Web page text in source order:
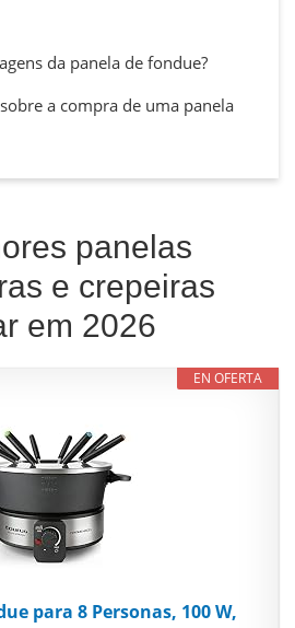
da panela de fondue?
a compra de uma panela
panelas
e crepeiras
em 2026
EN OFERTA
para 8 Personas, 100 W,